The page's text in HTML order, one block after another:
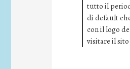
tutto il
di default
con il logo
visitare il sito